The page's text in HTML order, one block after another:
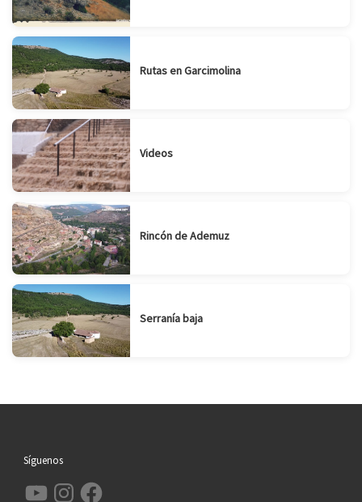
Rutas en Garcimolina
Videos
Rincón de Ademuz
Serranía baja
Síguenos
YouTube InstagramFacebook